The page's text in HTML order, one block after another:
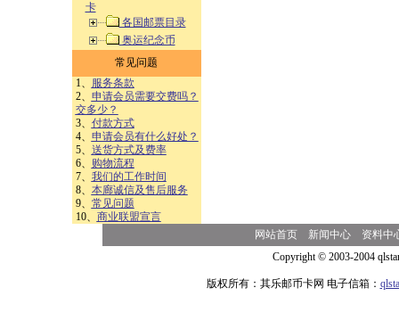
卡
各国邮票目录
奥运纪念币
常见问题
1、
服务条款
2、 申请会员需要交费吗？
交多少？
3、 付款方式
4、 申请会员有什么好处？
5、 送货方式及费率
6、
购物流程
7、 我们的工作时间
8、 本廊诚信及售后服务
9、 常见问题
10、 商业联盟宣言
网站首页 新闻中心
资料中
Copyright © 2003-2004
版权所有：其乐邮币卡网 电子信箱：